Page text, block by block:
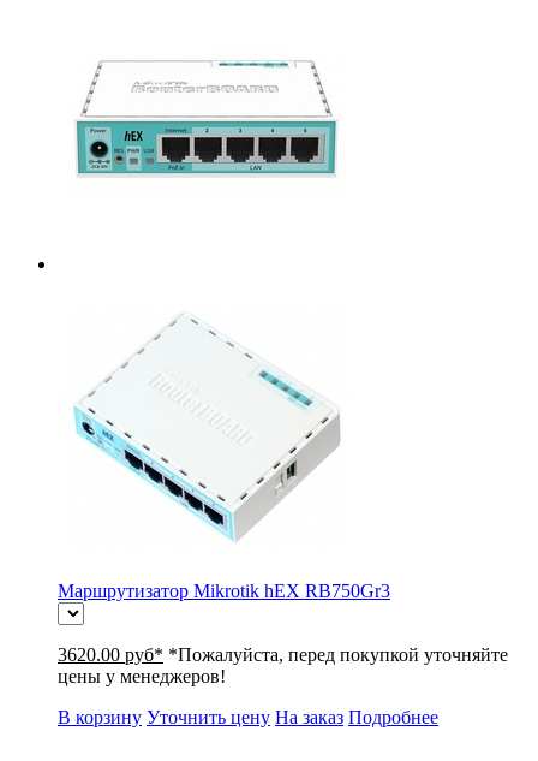
Маршрутизатор Mikrotik hEX RB750Gr3
3620.00 руб* *Пожалуйста, перед покупкой уточняйте
цены у менеджеров!
В корзину Уточнить цену На заказ Подробнее